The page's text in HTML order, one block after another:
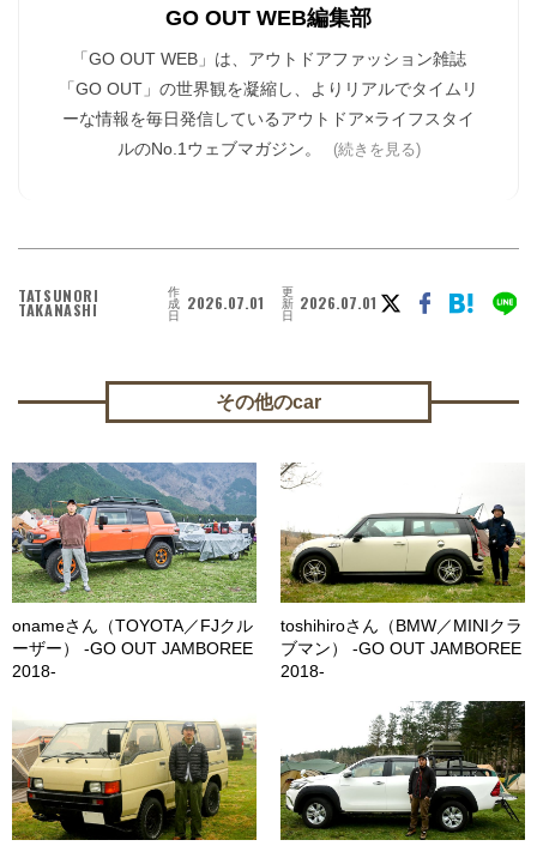
GO OUT WEB編集部
「GO OUT WEB」は、アウトドアファッション雑誌
「GO OUT」の世界観を凝縮し、よりリアルでタイムリ
ーな情報を毎日発信しているアウトドア×ライフスタイ
ルのNo.1ウェブマガジン。
(続きを見る)
TATSUNORI
TAKANASHI
作
成
日
2026.07.01 更
新
日
2026.07.01
その他のcar
onameさん（TOYOTA／FJクル
ーザー） -GO OUT JAMBOREE
2018-
toshihiroさん（BMW／MINIクラ
ブマン） -GO OUT JAMBOREE
2018-